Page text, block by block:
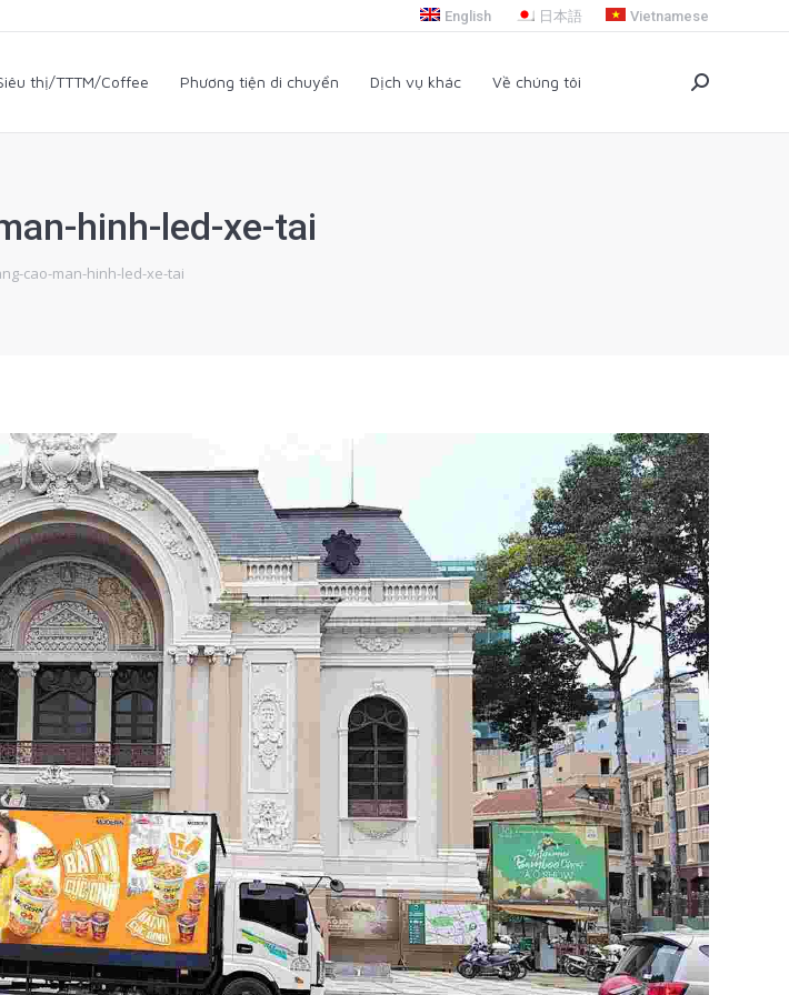
English 日本語 Vietnamese
thị/TTTM/Coffee Phương tiện di chuyển Dịch vụ khác Về chúng tôi Search:
hinh-led-xe-tai
cao-man-hinh-led-xe-tai
Siêu thị/TTTM/Coffee Phương tiện di chuyển Dịch vụ khác Về chúng tôi Search: